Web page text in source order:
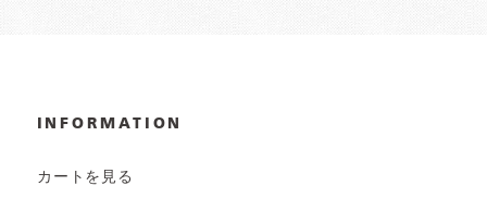
INFORMATION
カートを見る